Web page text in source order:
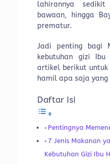
lahirannya
bawaan, hingga
prematur.
Jadi penting bagi
kebutuhan gizi
artikel berikut untuk
hamil apa saja yang
Daftar Isi
Pentingnya
7 Jenis Makanan
Kebutuhan Gizi Ibu